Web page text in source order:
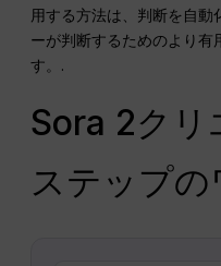
用する方法は、判断を自動
ーが判断するためのより有
す。.
Sora 2クリ
ステップ